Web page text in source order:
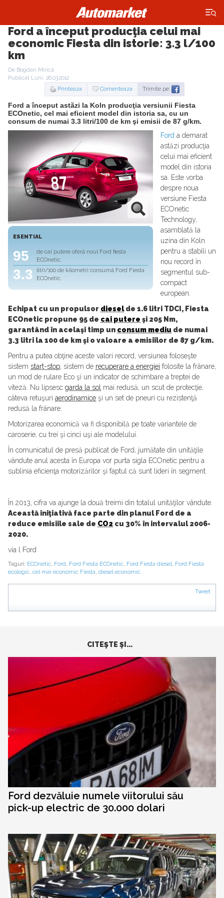
×
Ford a început producţia celui mai
economic Fiesta din istorie: 3.3 l/100
km
De Bogdan Mirică
Publicat Luni, 26.03.2012
Printeaza
Comenteaza Trimite pe:
Ford a început astăzi la Koln producţia versiunii Fiesta
ECOnetic, cel mai eficient model din istoria sa, cu un
consum de numai 3.3 litri/100 de km şi emisii de 87 g/km.
ESENTIAL
95
de cai putere oferă noul Ford fiesta
ECOnetic.
3.3
litri/100 de kilometri consumă Ford Fiesta
ECOnetic.
Ford a demarat
astăzi producţia
celui mai eficient
model din istoria
sa. Este vorba
despre noua
versiune Fiesta
ECOnetic
Technology,
asamblată la
uzina din Koln
pentru a stabili un
nou record în
segmentul sub-
compact
european.
Echipat cu un propulsor dieselde 1.6 litri TDCI, Fiesta
ECOnetic propune 95 de cai putere şi 205 Nm,
garantând în acelaşi timp un consum mediu de numai
3.3 litri la 100 de km şi o valoare a emisiilor de 87 g/km.
Pentru a putea obţine aceste valori record, versiunea foloseşte
sistem start-stop, sistem de recuperare a energiei folosite la frânare,
un mod de rulare Eco şi un indicator de schimbare a treptei de
viteză. Nu lipsesc garda la sol mai redusă, un scut de protecţie,
câteva retuşuri aerodinamice şi un set de pneuri cu rezistenţă
redusă la frânare.
Motorizarea economică va fi disponibilă pe toate variantele de
caroserie, cu trei şi cinci uşi ale modelului.
În comunicatul de presă publicat de Ford, jumătate din unităţile
vândute anul acesta în Europa vor purta sigla ECOnetic pentru a
sublinia eficienţa motorizărilor şi faptul că sunt lideri în segment.
În 2013, cifra va ajunge la două treimi din totalul unităţilor vândute.
Această iniţiativă face parte din planul Ford de a
reduce emisiile sale de CO2 cu 30% în intervalul 2006-
2020.
via l Ford
Taguri: ECOnetic, Ford, Ford Fiesta ECOnetic, Ford Fiesta diesel, Ford Fiesta
ecologic, cel mai economic Fiesta, diesel economic
Tweet
CITEŞTE ŞI...
Ford dezvăluie numele viitorului său
pick-up electric de 30.000 dolari